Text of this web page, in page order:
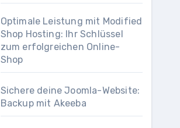
Optimale Leistung mit Modified
Shop Hosting: Ihr Schlüssel
zum erfolgreichen Online-
Shop
Sichere deine Joomla-Website:
Backup mit Akeeba